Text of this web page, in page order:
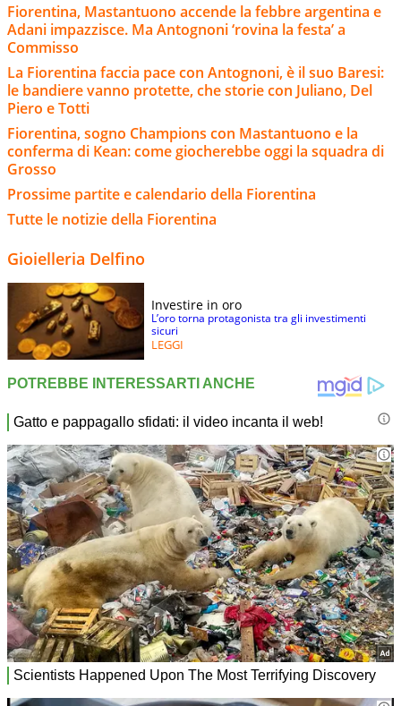
Fiorentina, Mastantuono accende la febbre argentina e
Adani impazzisce. Ma Antognoni ‘rovina la festa’ a
Commisso
La Fiorentina faccia pace con Antognoni, è il suo Baresi:
le bandiere vanno protette, che storie con Juliano, Del
Piero e Totti
Fiorentina, sogno Champions con Mastantuono e la
conferma di Kean: come giocherebbe oggi la squadra di
Grosso
Prossime partite e calendario della Fiorentina
Tutte le notizie della Fiorentina
Gioielleria Delfino
Investire in oro
L’oro torna protagonista tra gli investimenti
sicuri
LEGGI